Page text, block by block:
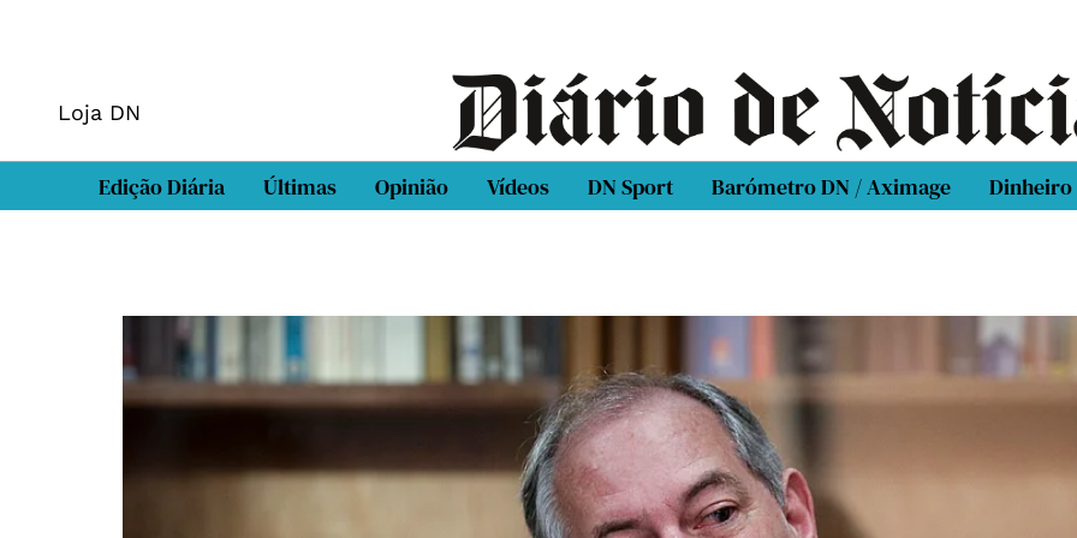
Loja DN
Edição Diária Últimas Opinião Vídeos DN Sport Barómetro DN / Aximage Dinheiro